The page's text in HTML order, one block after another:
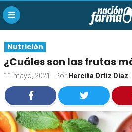
Nutrición
¿Cuáles son las frutas
11 mayo, 2021 - Por Hercilia Ortiz Díaz